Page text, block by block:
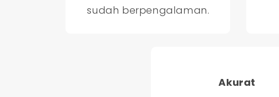
sudah berpengalaman.
Akurat